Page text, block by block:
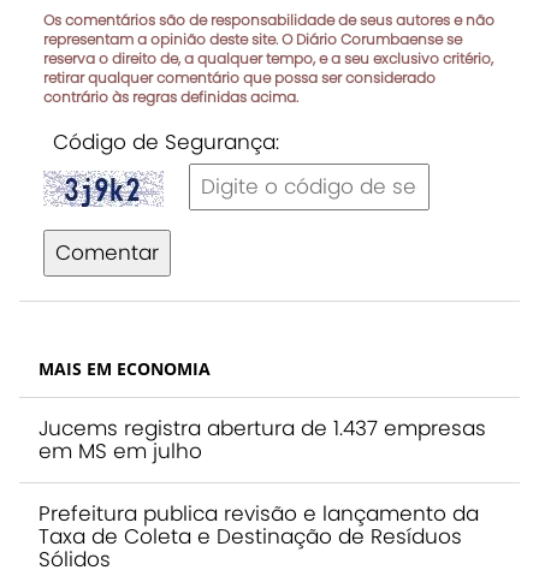
Os comentários são de responsabilidade de seus autores e não
representam a opinião deste site. O Diário Corumbaense se
reserva o direito de, a qualquer tempo, e a seu exclusivo critério,
retirar qualquer comentário que possa ser considerado
contrário às regras definidas acima.
Código de Segurança:
Comentar
MAIS EM ECONOMIA
Jucems registra abertura de 1.437 empresas
em MS em julho
Prefeitura publica revisão e lançamento da
Taxa de Coleta e Destinação de Resíduos
Sólidos